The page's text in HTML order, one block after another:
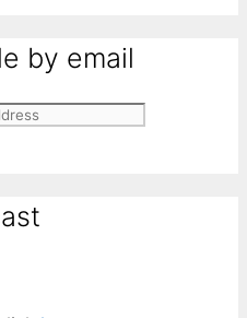
by email